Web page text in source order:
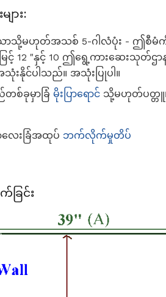
ား:
သို့မဟုတ်အသစ် 5-ဂါလံပုံး - ဤစီမံကိ
မြင့် 12 "နှင့် 10 ဤရွေ့ကားဆေးသု
းနိုင်ပါသည်။ အသုံးပြုပါ။
စ်ခုမှာခြံ မိုးပြာရောင် သို့မဟုတ်ပတ္တူ
ေးခြံအထုပ် ဘက်လိုက်မှုတိပ်
ခြင်း